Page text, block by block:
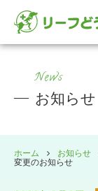
News
お知らせ
ホーム お知らせ
変更のお知らせ